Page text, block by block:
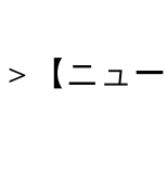
【ニュ